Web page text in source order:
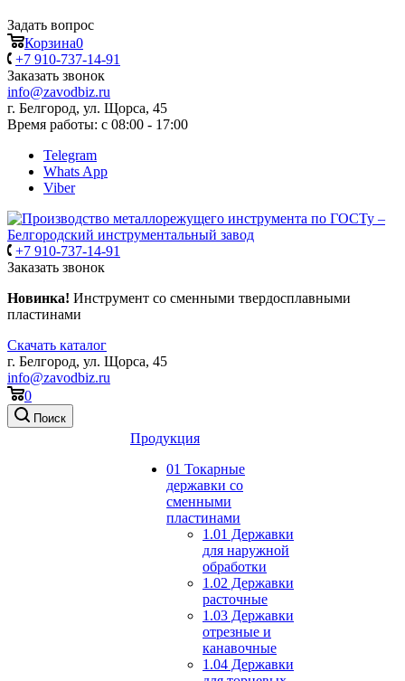
Задать вопрос
Корзина0
+7 910-737-14-91
Заказать звонок
info@zavodbiz.ru
г. Белгород, ул. Щорса, 45
Время работы: с 08:00 - 17:00
Telegram
Whats App
Viber
+7 910-737-14-91
Заказать звонок
Новинка! Инструмент со сменными твердосплавными
пластинами
Скачать каталог
г. Белгород, ул. Щорса, 45
info@zavodbiz.ru
0
Поиск
Продукция
01 Токарные
державки со
сменными
пластинами
1.01 Державки
для наружной
обработки
1.02 Державки
расточные
1.03 Державки
отрезные и
канавочные
1.04 Державки